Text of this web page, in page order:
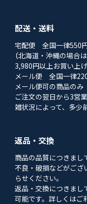
配送・送料
宅配便 全国一律550
（北海道・沖縄の場合
3,980円以上お買い上
メール便 全国一律
メール便可の商品のみ
ご注文の翌日から3営
雑状況によって、多少
返品・交換
商品の品質につきま
不良・破損などがござ
らせください。
返品・交換につきまし
可能です。詳しくはご